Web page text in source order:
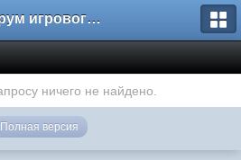
Форум игрового проекта Riverrise
ничего не найдено.
Полная версия